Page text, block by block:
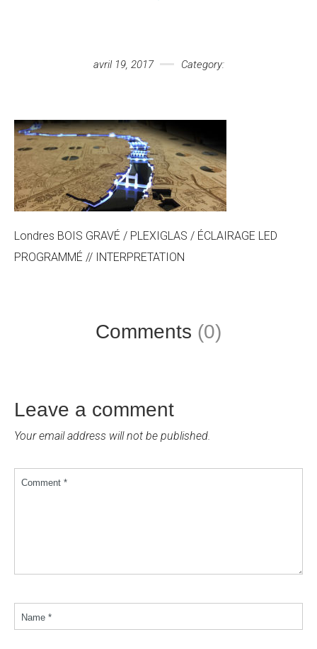
avril 19, 2017 Category:
Londres BOIS GRAVÉ / PLEXIGLAS / ÉCLAIRAGE LED
PROGRAMMÉ // INTERPRETATION
Comments (0)
Leave a comment
Your email address will not be published.
Comment *
Name *